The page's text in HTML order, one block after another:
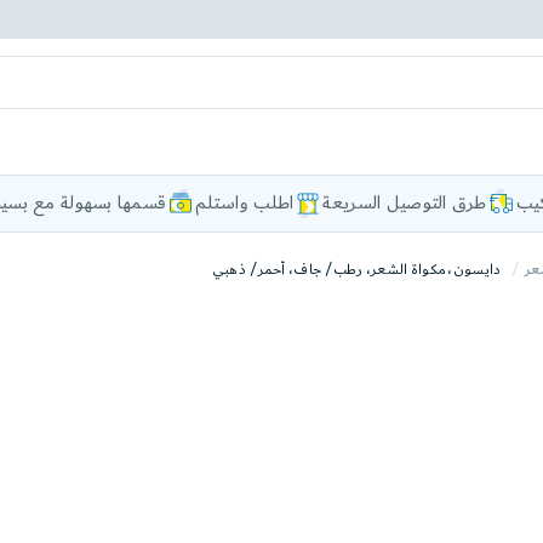
قسمها بسهولة مع اطلب واستلم طرق التوصيل السريعة
دايسون، مكواة الشعر، رطب/ جاف، أحمر/ ذهبي